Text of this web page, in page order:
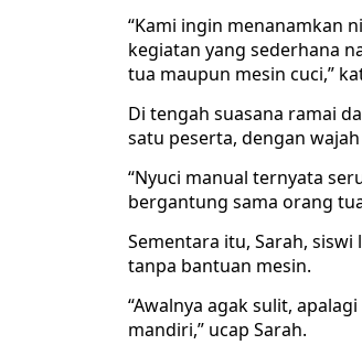
“Kami ingin menanamkan
kegiatan yang sederhana
tua maupun mesin cuci,”
Di tengah suasana ramai
satu peserta, dengan
“Nyuci manual ternyata
bergantung sama orang
Sementara itu, Sarah,
tanpa bantuan mesin.
“Awalnya agak sulit,
mandiri,” ucap Sarah.